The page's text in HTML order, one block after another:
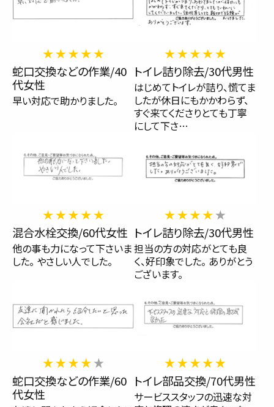
蛇口交換などの作業/40
代女性
早い対応で助かりました。
トイレ詰り除去/30代男性
はじめてトイレが詰り、慌てま
したが休日にもかかわらず、
すぐ来てくださりとても丁寧
にして下さ…
混合水栓交換/60代女性
他の事も力になって下さいま
した。 やさしい人でした。
トイレ詰り除去/30代男性
担当の方の対応がとても良
く、好印象でした。 ありがとう
ございます。
蛇口交換などの作業/60
代女性
トイレ部品交換/70代男性
サービススタッフの迅速な対